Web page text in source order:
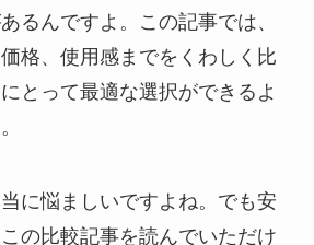
るんですよ。この記事では、
格、使用感までをくわしく比
とって最適な選択ができるよ
に悩ましいですよね。でも安
の比較記事を読んでいただけ